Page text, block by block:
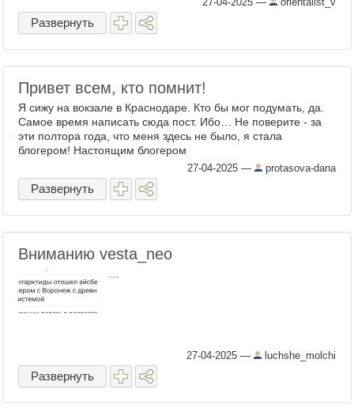
Развернуть
Привет всем, кто помнит!
Я сижу на вокзале в Краснодаре. Кто бы мог подумать, да.
Самое время написать сюда пост. Ибо… Не поверите - за
эти полтора года, что меня здесь не было, я стала
блогером! Настоящим блогером
27-04-2025 — protasova-dana
Развернуть
Вниманию vesta_neo
27-04-2025 — luchshe_molchi
Развернуть